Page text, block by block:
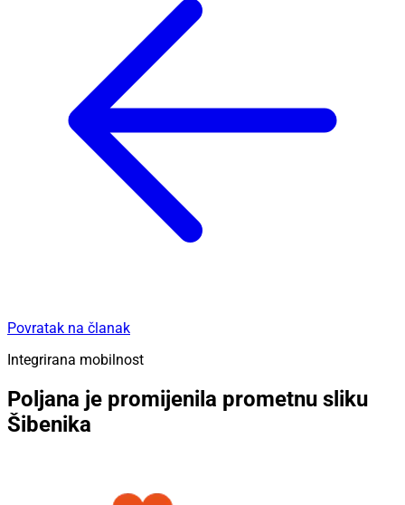
Povratak na članak
Integrirana mobilnost
Poljana je promijenila prometnu sliku
Šibenika